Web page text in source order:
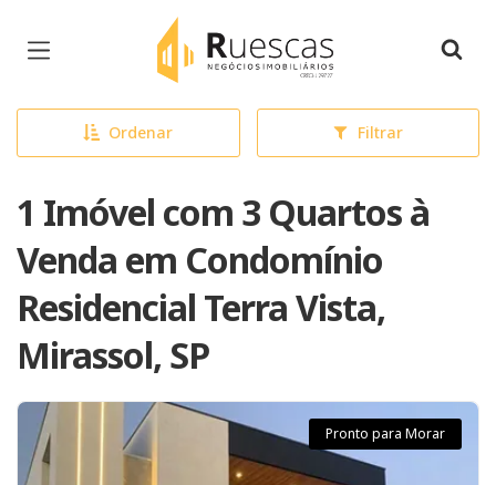
Página inicial
Ordenar Filtrar
1 Imóvel com 3 Quartos à
Venda em Condomínio
Residencial Terra Vista,
Mirassol, SP
Pronto para Morar